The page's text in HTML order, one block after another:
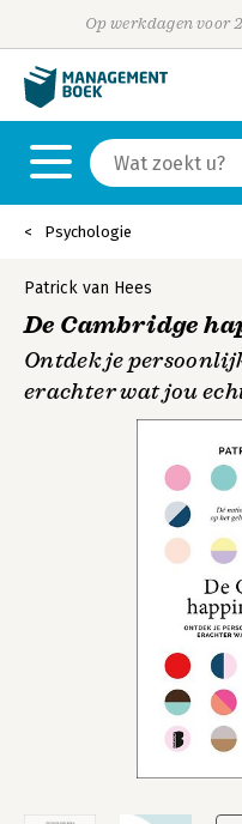
Op werkdagen voor
Psychologie
Patrick van Hees
De Cambridge
Ontdek je
erachter wat jou